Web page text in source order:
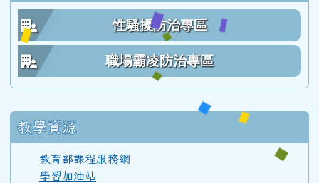
111學年度(112年6月)第53屆教師
性騷擾防治專區
職場霸凌防治專區
教學資源
教育部課程服務網
學習加油站